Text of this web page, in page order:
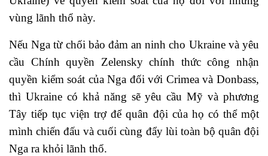
vùng lãnh thổ này.
Nếu Nga từ chối bảo đảm an ninh cho Ukraine và yêu
cầu Chính quyền Zelensky chính thức công nhận
quyền kiểm soát của Nga đối với Crimea và Donbass,
thì Ukraine có khả năng sẽ yêu cầu Mỹ và phương
Tây tiếp tục viện trợ để quân đội của họ có thể một
mình chiến đấu và cuối cùng đẩy lùi toàn bộ quân đội
Nga ra khỏi lãnh thổ.